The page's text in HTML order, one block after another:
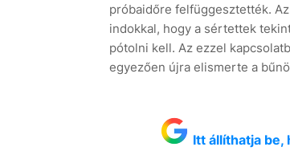
próbaidőre felfüggesztették.
indokkal, hogy a sértettek
pótolni kell. Az ezzel
egyezően újra elismerte a
Itt állíthatja be,